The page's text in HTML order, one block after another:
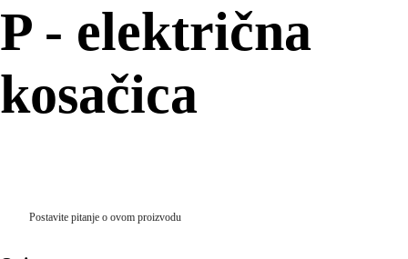
P - električna
kosačica
Postavite pitanje o ovom proizvodu